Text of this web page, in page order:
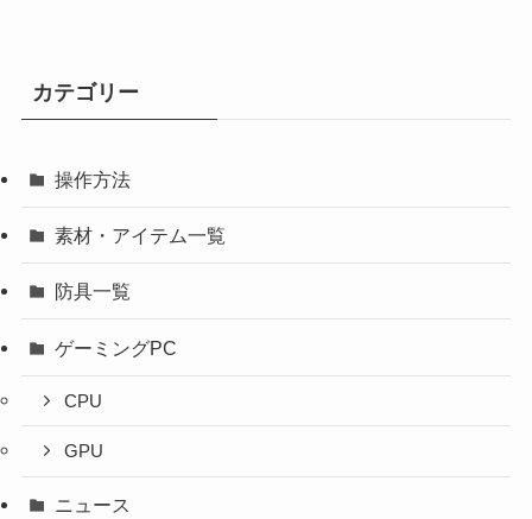
カテゴリー
操作方法
素材・アイテム一覧
防具一覧
ゲーミングPC
CPU
GPU
ニュース